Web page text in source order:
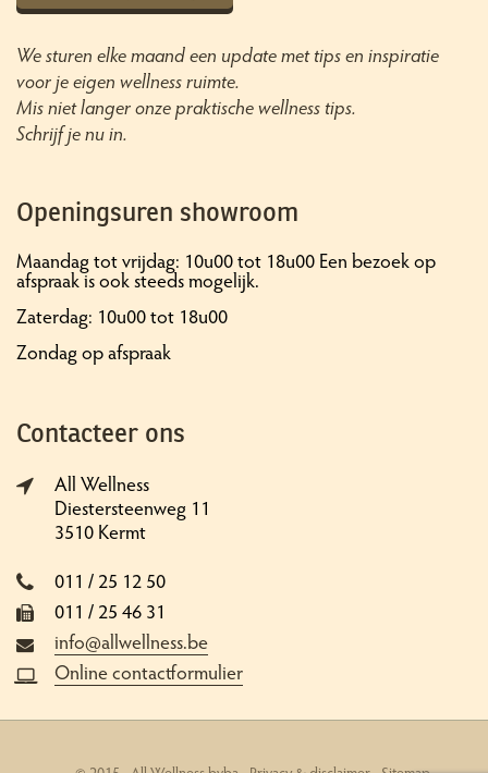
We sturen elke maand een update met tips en inspiratie
voor je eigen wellness ruimte.
Mis niet langer onze praktische wellness tips.
Schrijf je nu in.
Openingsuren showroom
Maandag tot vrijdag: 10u00 tot 18u00 Een bezoek op
afspraak is ook steeds mogelijk.
Zaterdag: 10u00 tot 18u00
Zondag op afspraak
Contacteer ons
All Wellness
Diestersteenweg 11
3510 Kermt
011 / 25 12 50
011 / 25 46 31
info@allwellness.be
Online contactformulier